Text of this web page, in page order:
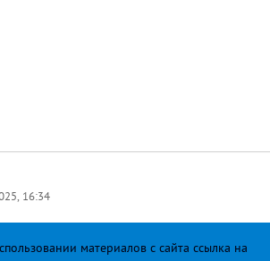
16:34
материалов с сайта ссылка на